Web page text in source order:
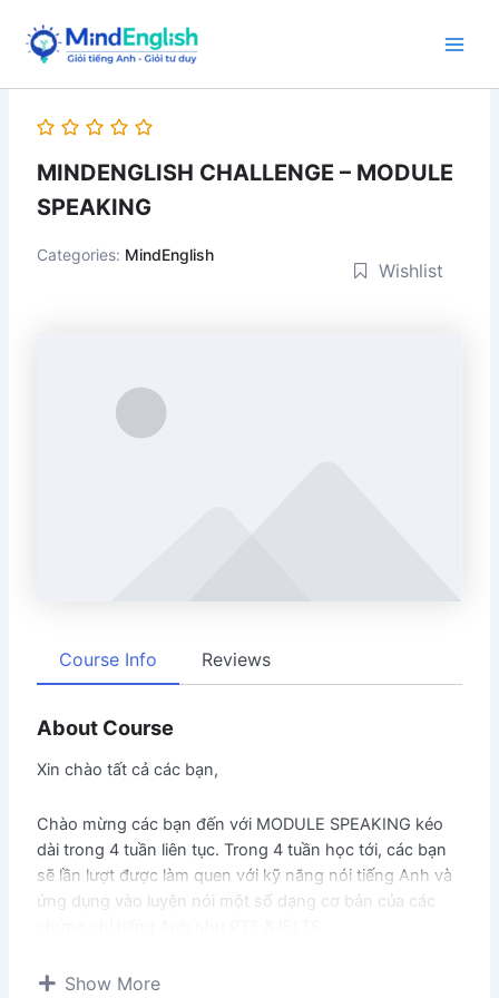
content
MINDENGLISH CHALLENGE – MODULE
SPEAKING
Categories: MindEnglish
Wishlist
Course Info Reviews
About Course
Xin chào tất cả các bạn,
Chào mừng các bạn đến với MODULE SPEAKING kéo
dài trong 4 tuần liên tục. Trong 4 tuần học tới, các bạn
sẽ lần lượt được làm quen với kỹ năng nói tiếng Anh và
ứng dụng vào luyện nói một số dạng cơ bản của các
Module này bao gồm:
Show More